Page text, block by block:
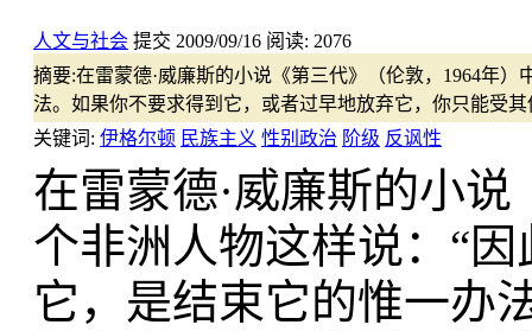
人文与社会 提交 2009/09/16 阅读: 2076
摘要:在雷蒙德·威廉斯的小说《第三代》（伦敦，1964年
法。如果你不要求得到它，或者过早地放弃它，你只能受
关键词: 伊格尔顿 民族主义 性别政治 阶级 反讽性
在雷蒙德·威廉斯的小
个非洲人物这样说：“
它，是结束它的惟一办